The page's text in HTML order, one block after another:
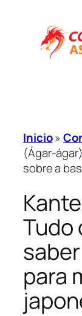
Inicio»
(Ágar-
sobre a
Tudo
para